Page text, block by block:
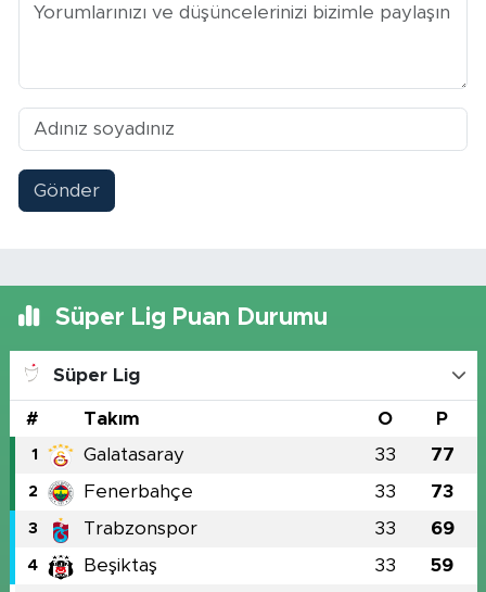
Gönder
Süper Lig Puan Durumu
Süper Lig
# Takım O P
1 Galatasaray 33 77
2 Fenerbahçe 33 73
3 Trabzonspor 33 69
4 Beşiktaş 33 59